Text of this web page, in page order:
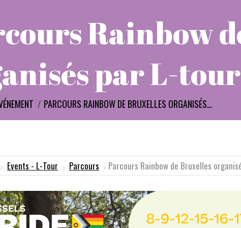
Rainbow
par L-tour
: PARCOURS RAINBOW DE BRUXELLES ORGANISÉS…
Events - L-Tour Parcours Parcours Rainbow de Bruxelles